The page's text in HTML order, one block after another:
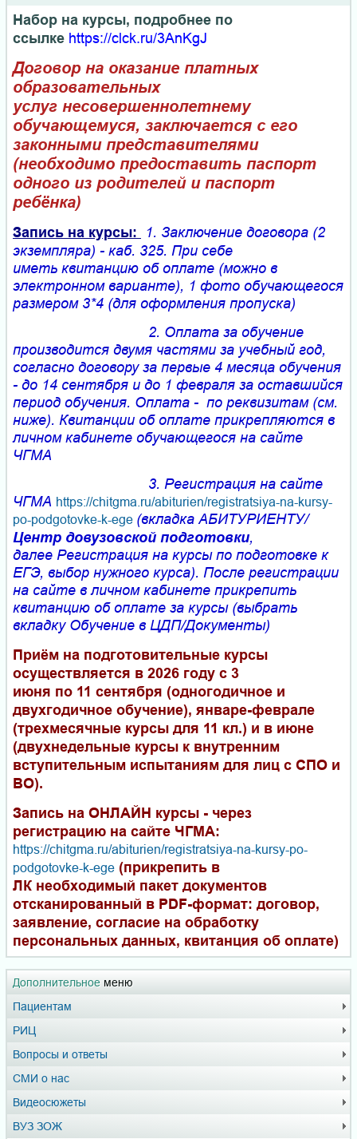
Дополнительное меню
Пациентам
РИЦ
Вопросы и ответы
СМИ о нас
Видеосюжеты
ВУЗ ЗОЖ
Набор на курсы, подробнее по
ссылке https://clck.ru/3AnKgJ
Договор на оказание платных
образовательных
услуг несовершеннолетнему
обучающемуся, заключается с его
законными представителями
(необходимо предоставить паспорт
одного из родителей и паспорт
ребёнка)
Запись на курсы: 1. Заключение договора (2
экземпляра) - каб. 325. При себе
иметь квитанцию об оплате (можно в
электронном варианте), 1 фото обучающегося
размером 3*4 (для оформления пропуска)
2. Оплата за обучение
производится двумя частями за учебный год,
согласно договору за первые 4 месяца обучения
- до 14 сентября и до 1 февраля за оставшийся
период обучения. Оплата - по реквизитам (см.
ниже). Квитанции об оплате прикрепляются в
личном кабинете обучающегося на сайте
ЧГМА
3. Регистрация на сайте
ЧГМА https://chitgma.ru/abiturien/registratsiya-na-kursy-
po-podgotovke-k-ege (вкладка АБИТУРИЕНТУ/
Центр довузовской подготовки,
далее Регистрация на курсы по подготовке к
ЕГЭ, выбор нужного курса). После регистрации
на сайте в личном кабинете прикрепить
квитанцию об оплате за курсы (выбрать
вкладку Обучение в ЦДП/Документы)
Приём на подготовительные курсы
осуществляется в 2026 году с 3
июня по 11 сентября (одногодичное и
двухгодичное обучение), январе-феврале
(трехмесячные курсы для 11 кл.) и в июне
(двухнедельные курсы к внутренним
вступительным испытаниям для лиц с СПО и
ВО).
Запись на ОНЛАЙН курсы - через
регистрацию на сайте ЧГМА:
https://chitgma.ru/abiturien/registratsiya-na-kursy-po-
podgotovke-k-ege (прикрепить в
ЛК необходимый пакет документов
отсканированный в PDF-формат: договор,
заявление, согласие на обработку
персональных данных, квитанция об оплате)